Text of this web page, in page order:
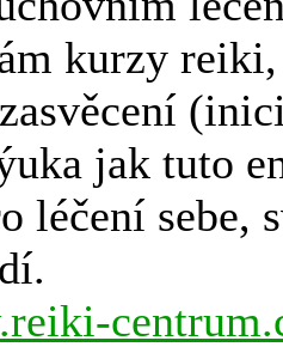
kurzy
jak tuto
léčení sebe,